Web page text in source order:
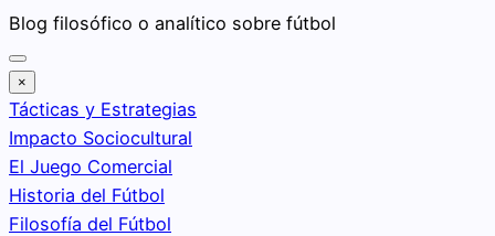
Saltar
al
contenido
Blog filosófico o analítico sobre fútbol
×
Tácticas y Estrategias
Impacto Sociocultural
El Juego Comercial
Historia del Fútbol
Filosofía del Fútbol